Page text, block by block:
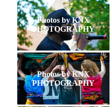
Photos by KNX
PHOTOGRAPHY
Photos by KNX
PHOTOGRAPHY